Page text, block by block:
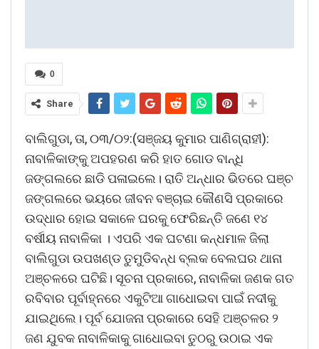
0
Share
ବାଲିଗୁଡା, ତା, ୦୩/୦୨:(ସଞ୍ଜୟ କୁମାର ପାଣିଗ୍ରାହୀ):
ନାବାଳିକାଙ୍କୁ ଅପହରଣ କରି ହାତ ଗୋଡ ବାନ୍ଧି
ଜଙ୍ଗଲରେ ଛାଡି ପଳାଇଲେ। ରାତି ଅନ୍ଧାର ଭିତରେ ଘଞ୍ଚ
ଜଙ୍ଗଲରେ ଭୟରେ ଜୀବନ ବଞ୍ଚାଇ କୌଣସି ପ୍ରକାରେ
ଉଦ୍ଧାର ହୋଇ ସକାଳେ ଘରକୁ ଫେରିଛନ୍ତି ଜଣେ ୧୪
ବର୍ଷୀୟ ନାବାଳିକା । ଏପରି ଏକ ଘଟଣା କନ୍ଧମାଳ ଜିଲା
ବାଲିଗୁଡା ଉପଖଣ୍ଡ ତୁମୁଡିବନ୍ଧ ବ୍ଲକ ବେଲଘର ଥାନା
ଅଞ୍ଚଳରେ ଘଟିଛି। ସୂଚନା ପ୍ରକାରେ, ନାବାଳିକା ଜଣକ ଗତ
ରବିବାର ପୂର୍ବାହ୍ନରେ ଏକୁଟିଆ ଗାଧୋଇବା ପାଇଁ ନଦୀକୁ
ଯାଇଥିଲେ। ପୂର୍ବ ଯୋଜନା ପ୍ରକାରେ ସେହି ଅଞ୍ଚଳର ୨
ଜଣ ଯୁବକ ନାବାଳିକାକୁ ଗାଧୋଇବା ତୁଠରୁ ଉଠାଇ ଏକ